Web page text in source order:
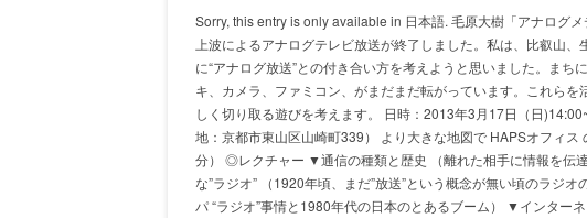
Sorry, this entry is only available in 日本語. 毛原大樹「アナログ
上波によるアナログテレビ放送が終了しました。私は、比叡山
に“アナログ放送”との付き合い方を考えようと思いました。ま
キ、カメラ、ファミコン、がまだまだ転がっています。これら
しく切り取る遊びを考えます。 日時：2013年3月17日（日
地：京都市東山区山崎町339） より大きな地図で HAPSオフィ
分） ◎レクチャー ▼通信の種類と歴史 （離れた相手に情報を伝
な”ラジオ” （1920年頃、まだ”放送”という概念が無い頃のラジ
パ “ラジオ”事情と1980年代の日本のとあるブーム） ▼インター